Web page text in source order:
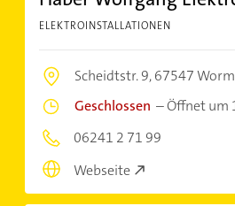
ELEKTROINSTALLATIONEN
Scheidtstr. 9,67547
Geschlossen –Öffnet um
06241 2 71 99
Webseite